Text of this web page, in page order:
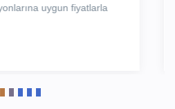
lokasyona transfer